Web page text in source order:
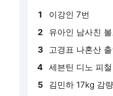
1 이강인 7번
2 유아인 남사친
3 고경표 나혼산 출
4 세븐틴 디노 피철
5 김민하 17kg 감량